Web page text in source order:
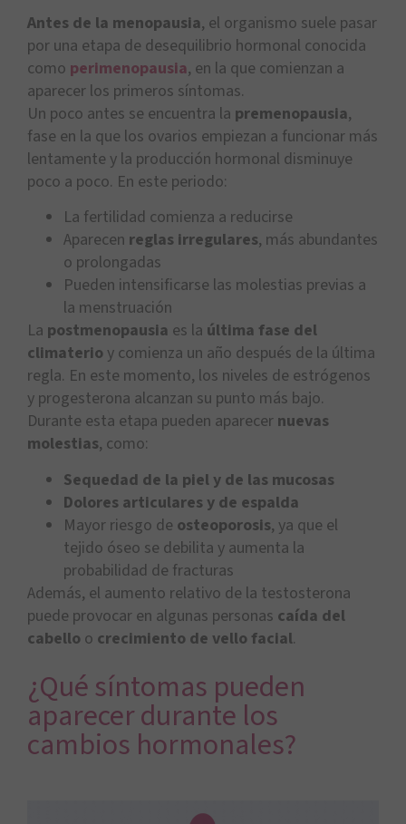
Antes de la menopausia, el organismo suele pasar
por una etapa de desequilibrio hormonal conocida
como perimenopausia, en la que comienzan a
aparecer los primeros síntomas.
Un poco antes se encuentra la premenopausia,
fase en la que los ovarios empiezan a funcionar más
lentamente y la producción hormonal disminuye
poco a poco. En este periodo:
La fertilidad comienza a reducirse
Aparecen reglas irregulares, más abundantes
o prolongadas
Pueden intensificarse las molestias previas a
la menstruación
La postmenopausia es la última fase del
climaterio y comienza un año después de la última
regla. En este momento, los niveles de estrógenos
y progesterona alcanzan su punto más bajo.
Durante esta etapa pueden aparecer nuevas
molestias, como:
Sequedad de la piel y de las mucosas
Dolores articulares y de espalda
Mayor riesgo de osteoporosis, ya que el
tejido óseo se debilita y aumenta la
probabilidad de fracturas
Además, el aumento relativo de la testosterona
puede provocar en algunas personas caída del
cabello o crecimiento de vello facial.
¿Qué síntomas pueden
aparecer durante los
cambios hormonales?